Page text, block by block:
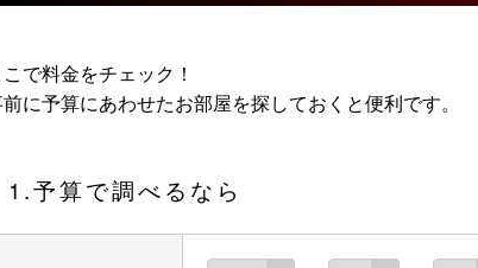
こで料金をチェック！
に予算にあわせたお部屋を探しておくと便利です。
1.予算で調べるなら